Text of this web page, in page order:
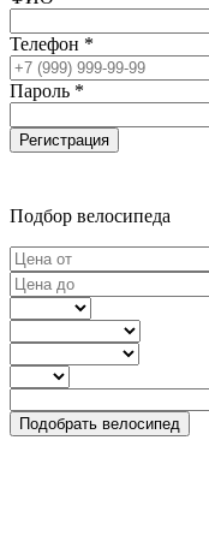
Телефон *
Пароль *
Регистрация
Подбор велосипеда
Подобрать велосипед